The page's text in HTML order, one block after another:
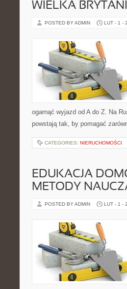
WIELKA
POSTED BY ADMIN LUT - 1 -
ogarnąć wyjazd od A do Z. Na
powstają tak, by pomagać
CATEGORIES: NIERUCHOMOŚCI
EDUKACJA
METODY
POSTED BY ADMIN LUT - 1 -